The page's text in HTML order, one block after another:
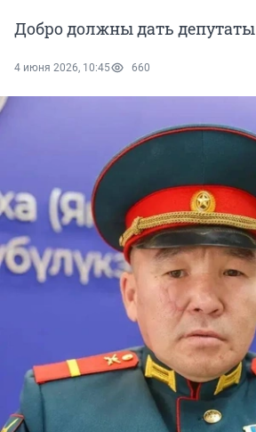
Добро должны дать депутаты
4 июня 2026, 10:45 660